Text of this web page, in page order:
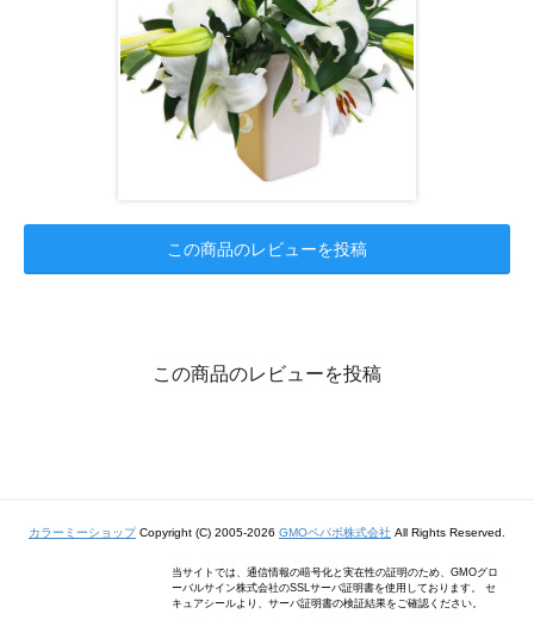
この商品のレビューを投稿
この商品のレビューを投稿
カラーミーショップCopyright (C) 2005-2026 GMOペパボ株式会社 All Rights Reserved.
当サイトでは、通信情報の暗号化と実在性の証明のため、GMOグロ
ーバルサイン株式会社のSSLサーバ証明書を使用しております。 セ
キュアシールより、サーバ証明書の検証結果をご確認ください。